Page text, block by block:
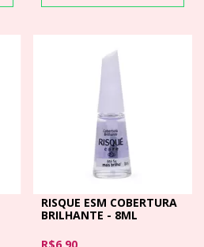
RISQUE ESM COBERTURA
BRILHANTE - 8ML
R$6,90